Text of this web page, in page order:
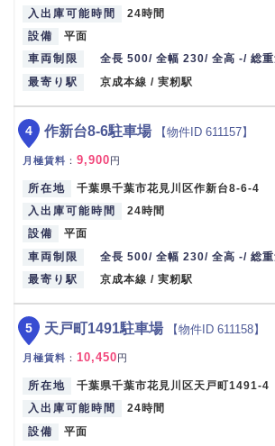
入出庫可能時間
24時間
設備
平面
車両制限
全長 500/ 全幅 230/ 全高 -/ 総
最寄り駅
京成本線 / 実籾駅
作新台8-6駐車場 【物件ID 611157】
月極賃料 ： 9,900円
所在地
千葉県千葉市花見川区作新台8-6-4
入出庫可能時間
24時間
設備
平面
車両制限
全長 500/ 全幅 230/ 全高 -/ 総
最寄り駅
京成本線 / 実籾駅
4
天戸町1491駐車場 【物件ID 611158】
月極賃料 ： 10,450円
所在地
千葉県千葉市花見川区天戸町1491-4
入出庫可能時間
24時間
設備
平面
5